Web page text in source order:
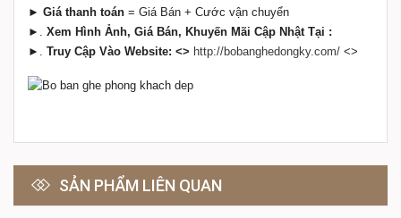
► Giá thanh toán = Giá Bán + Cước vận chuyển
► . Xem Hình Ảnh, Giá Bán, Khuyến Mãi Cập Nhật Tại :
► . Truy Cập Vào Website: <> http://bobanghedongky.com/ <>
SẢN PHẨM LIÊN QUAN